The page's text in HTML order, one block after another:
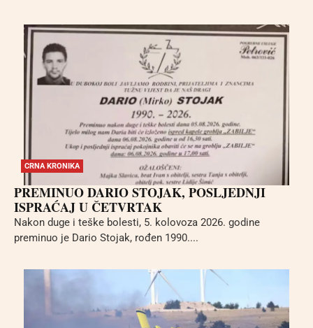
CRNA KRONIKA
PREMINUO DARIO STOJAK, POSLJEDNJI
ISPRAĆAJ U ČETVRTAK
Nakon duge i teške bolesti, 5. kolovoza 2026. godine
preminuo je Dario Stojak, rođen 1990....